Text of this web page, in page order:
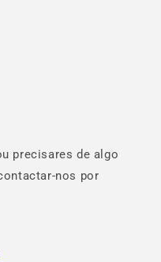
precisares de algo
nos por